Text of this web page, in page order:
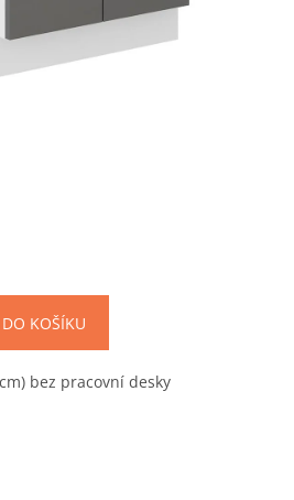
KOŠÍKU
bez pracovní desky